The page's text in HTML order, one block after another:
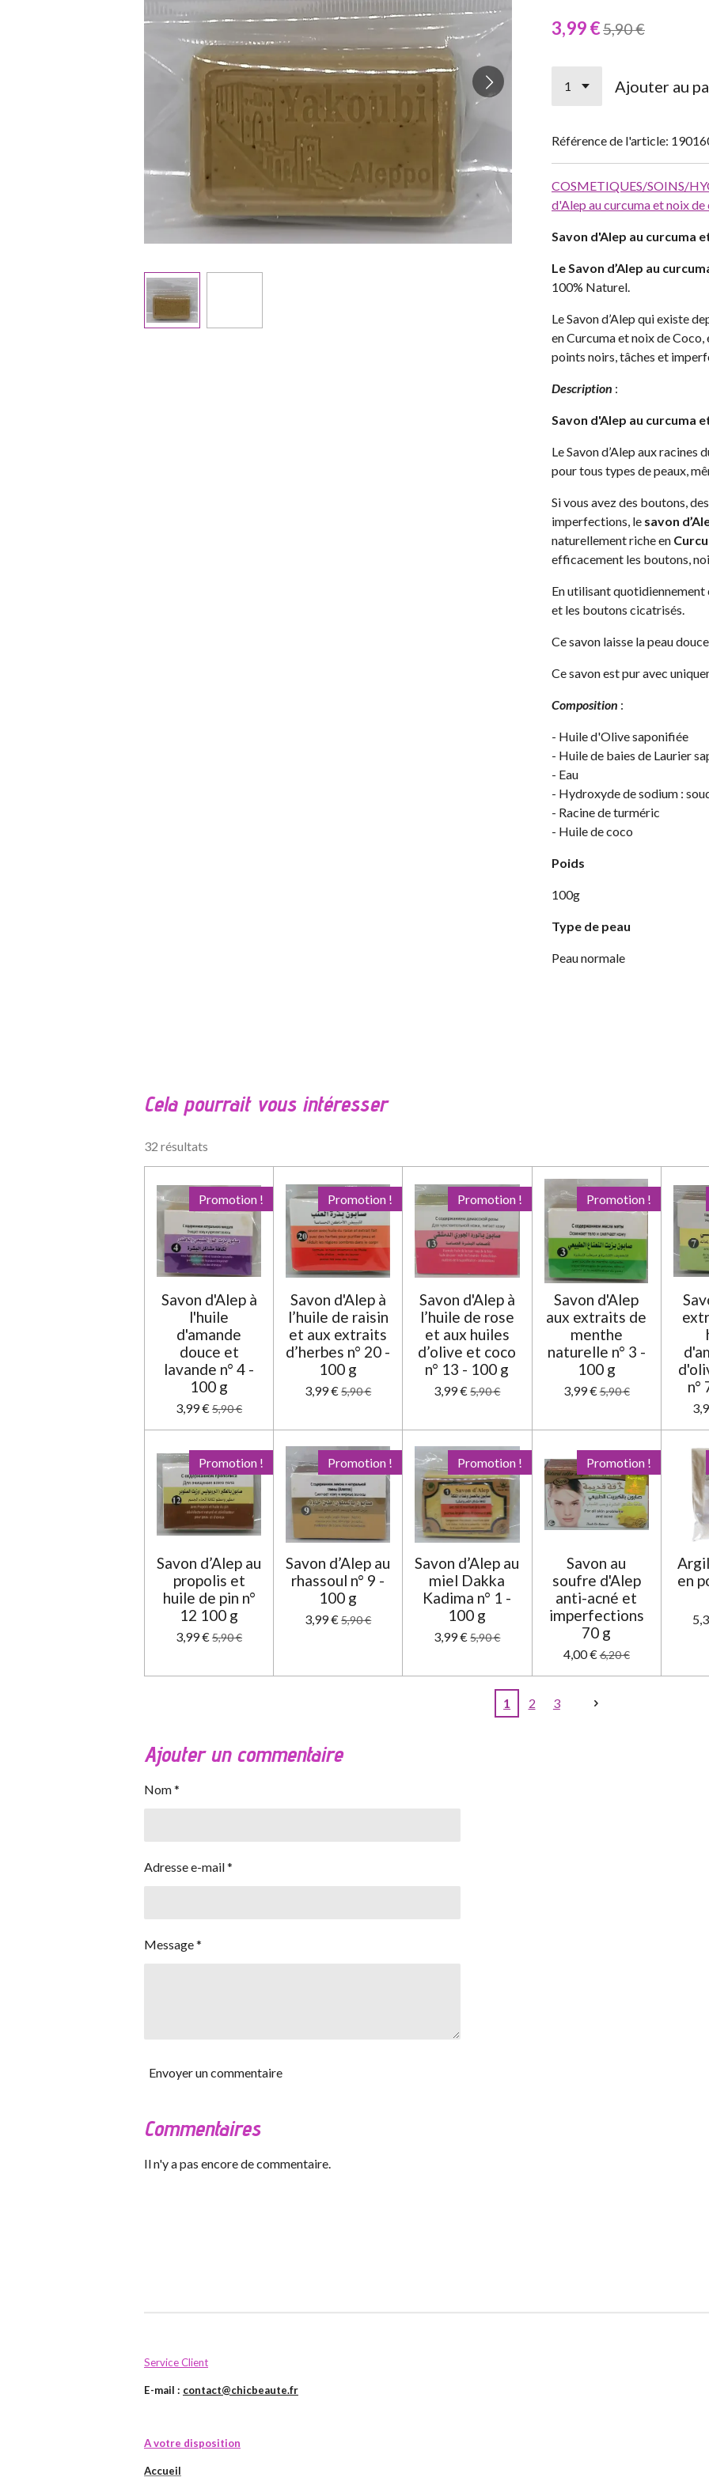
3,99 €5,90 €
Ajouter au
Référence de l'article:
COSMETIQUES/SOINS/
d'Alep au curcuma et noix
Savon d'Alep au curcuma
Le Savon d’Alep au
100% Naturel.
Le Savon d’Alep qui existe
en Curcuma et noix de
points noirs, tâches et
Description :
Savon d'Alep au curcuma
Le Savon d’Alep aux
pour tous types de peaux,
Si vous avez des boutons,
imperfections, le savon
naturellement riche en
efficacement les boutons,
En utilisant quotidiennement
et les boutons cicatrisés.
Ce savon laisse la peau
Ce savon est pur avec
Composition :
- Huile d'Olive saponifiée
- Huile de baies de Laurier
- Eau
- Hydroxyde de sodium :
- Racine de turméric
- Huile de coco
Poids
100g
Type de peau
Peau normale
u
t
Cela pourrait vous intéresser
32 résultats
Promotion !
Savon d'Alep à
l'huile
d'amande
douce et
lavande n° 4 -
100 g
3,99 €5,90 €
Promotion !
Savon d'Alep à
l’huile de raisin
et aux extraits
d’herbes n° 20 -
100 g
3,99 €5,90 €
Promotion !
Savon d'Alep à
l’huile de rose
et aux huiles
d’olive et coco
n° 13 - 100 g
3,99 € 5,90 €
Promotion !
Savon d'Alep
aux extraits de
menthe
naturelle n° 3 -
100 g
3,99 €5,90 €
n°
Promotion !
Savon d’Alep au
propolis et
huile de pin n°
12 100 g
3,99 €5,90 €
Promotion !
Savon d’Alep au
rhassoul n° 9 -
100 g
3,99 €5,90 €
Promotion !
Savon d’Alep au
miel Dakka
Kadima n° 1 -
100 g
3,99 € 5,90 €
Promotion !
Savon au
soufre d'Alep
anti-acné et
imperfections
70 g
4,00 €6,20 €
en
1 2 3
Ajouter un commentaire
Nom *
Adresse e-mail *
Message *
Envoyer un commentaire
Commentaires
Il n'y a pas encore de commentaire.
Service Client
E-mail : contact@chicbeaute.fr
A votre disposition
Accueil